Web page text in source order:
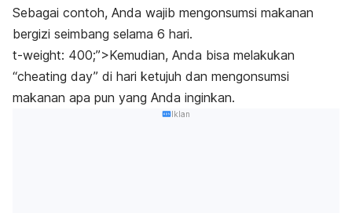
Sebagai contoh, Anda wajib mengonsumsi makanan
bergizi seimbang selama 6 hari.
t-weight: 400;”>Kemudian, Anda bisa melakukan
“cheating day” di hari ketujuh dan mengonsumsi
makanan apa pun yang Anda inginkan.
Iklan